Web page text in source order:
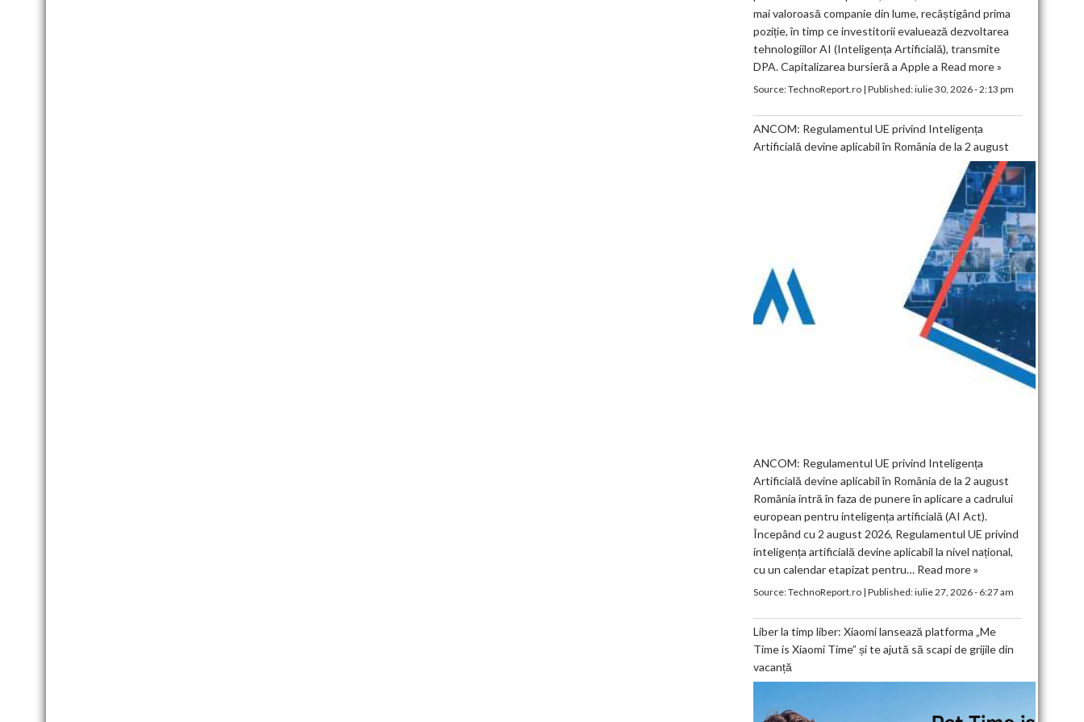
mai valoroasă companie din lume, recâștigând prima
poziție, în timp ce investitorii evaluează dezvoltarea
tehnologiilor AI (Inteligența Artificială), transmite
DPA. Capitalizarea bursieră a Apple a Read more »
Source:TechnoReport.ro| Published:iulie 30, 2026 - 2:13 pm
ANCOM: Regulamentul UE privind Inteligența
Artificială devine aplicabil în România de la 2 august
ANCOM: Regulamentul UE privind Inteligența
Artificială devine aplicabil în România de la 2 august
România intră în faza de punere în aplicare a cadrului
european pentru inteligența artificială (AI Act).
Începând cu 2 august 2026, Regulamentul UE privind
inteligența artificială devine aplicabil la nivel național,
cu un calendar etapizat pentru… Read more »
Source:TechnoReport.ro| Published:iulie 27, 2026 - 6:27 am
Liber la timp liber: Xiaomi lansează platforma „Me
Time is Xiaomi Time” și te ajută să scapi de grijile din
vacanță